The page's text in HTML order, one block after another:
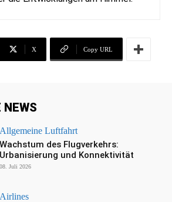
X Copy URL
NEWS
Allgemeine Luftfahrt
Wachstum des Flugverkehrs:
Urbanisierung und Konnektivität
08. Juli 2026
Airlines